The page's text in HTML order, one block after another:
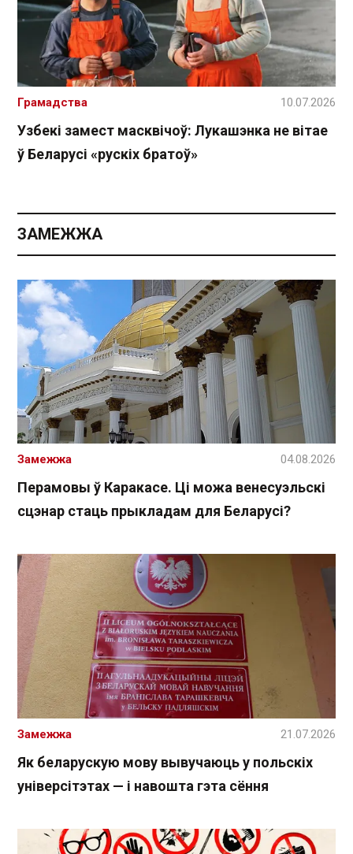
Узбекі замест масквічоў: Лукашэнка не вітае
ў Беларусі «рускіх братоў»
Грамадства 10.07.2026
ЗАМЕЖЖА
Перамовы ў Каракасе. Ці можа венесуэльскі
сцэнар стаць прыкладам для Беларусі?
Замежжа 04.08.2026
Як беларускую мову вывучаюць у польскіх
універсітэтах — і навошта гэта сёння
Замежжа 21.07.2026